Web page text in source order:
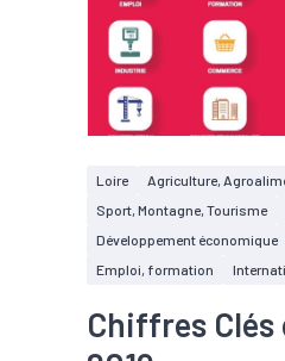
Loire
Agriculture,
Sport, Montagne, Tourisme
Développement économique
Emploi, formation
Chiffres Clés